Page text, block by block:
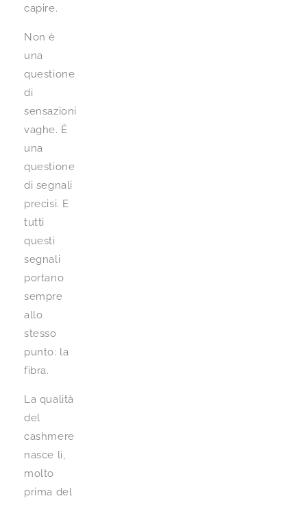
capire.
Non è
una
questione
di
sensazioni
vaghe. È
una
questione
di segnali
precisi. E
tutti
questi
segnali
portano
sempre
allo
stesso
punto: la
fibra.
La qualità
del
cashmere
nasce lì,
molto
prima del